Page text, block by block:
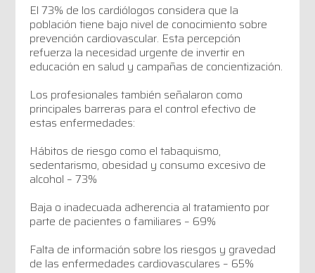
El 73% de los cardiólogos considera que la
población tiene bajo nivel de conocimiento sobre
prevención cardiovascular. Esta percepción
refuerza la necesidad urgente de invertir en
educación en salud y campañas de concientización.
Los profesionales también señalaron como
principales barreras para el control efectivo de
estas enfermedades:
Hábitos de riesgo como el tabaquismo,
sedentarismo, obesidad y consumo excesivo de
alcohol – 73%
Baja o inadecuada adherencia al tratamiento por
parte de pacientes o familiares – 69%
Falta de información sobre los riesgos y gravedad
de las enfermedades cardiovasculares – 65%